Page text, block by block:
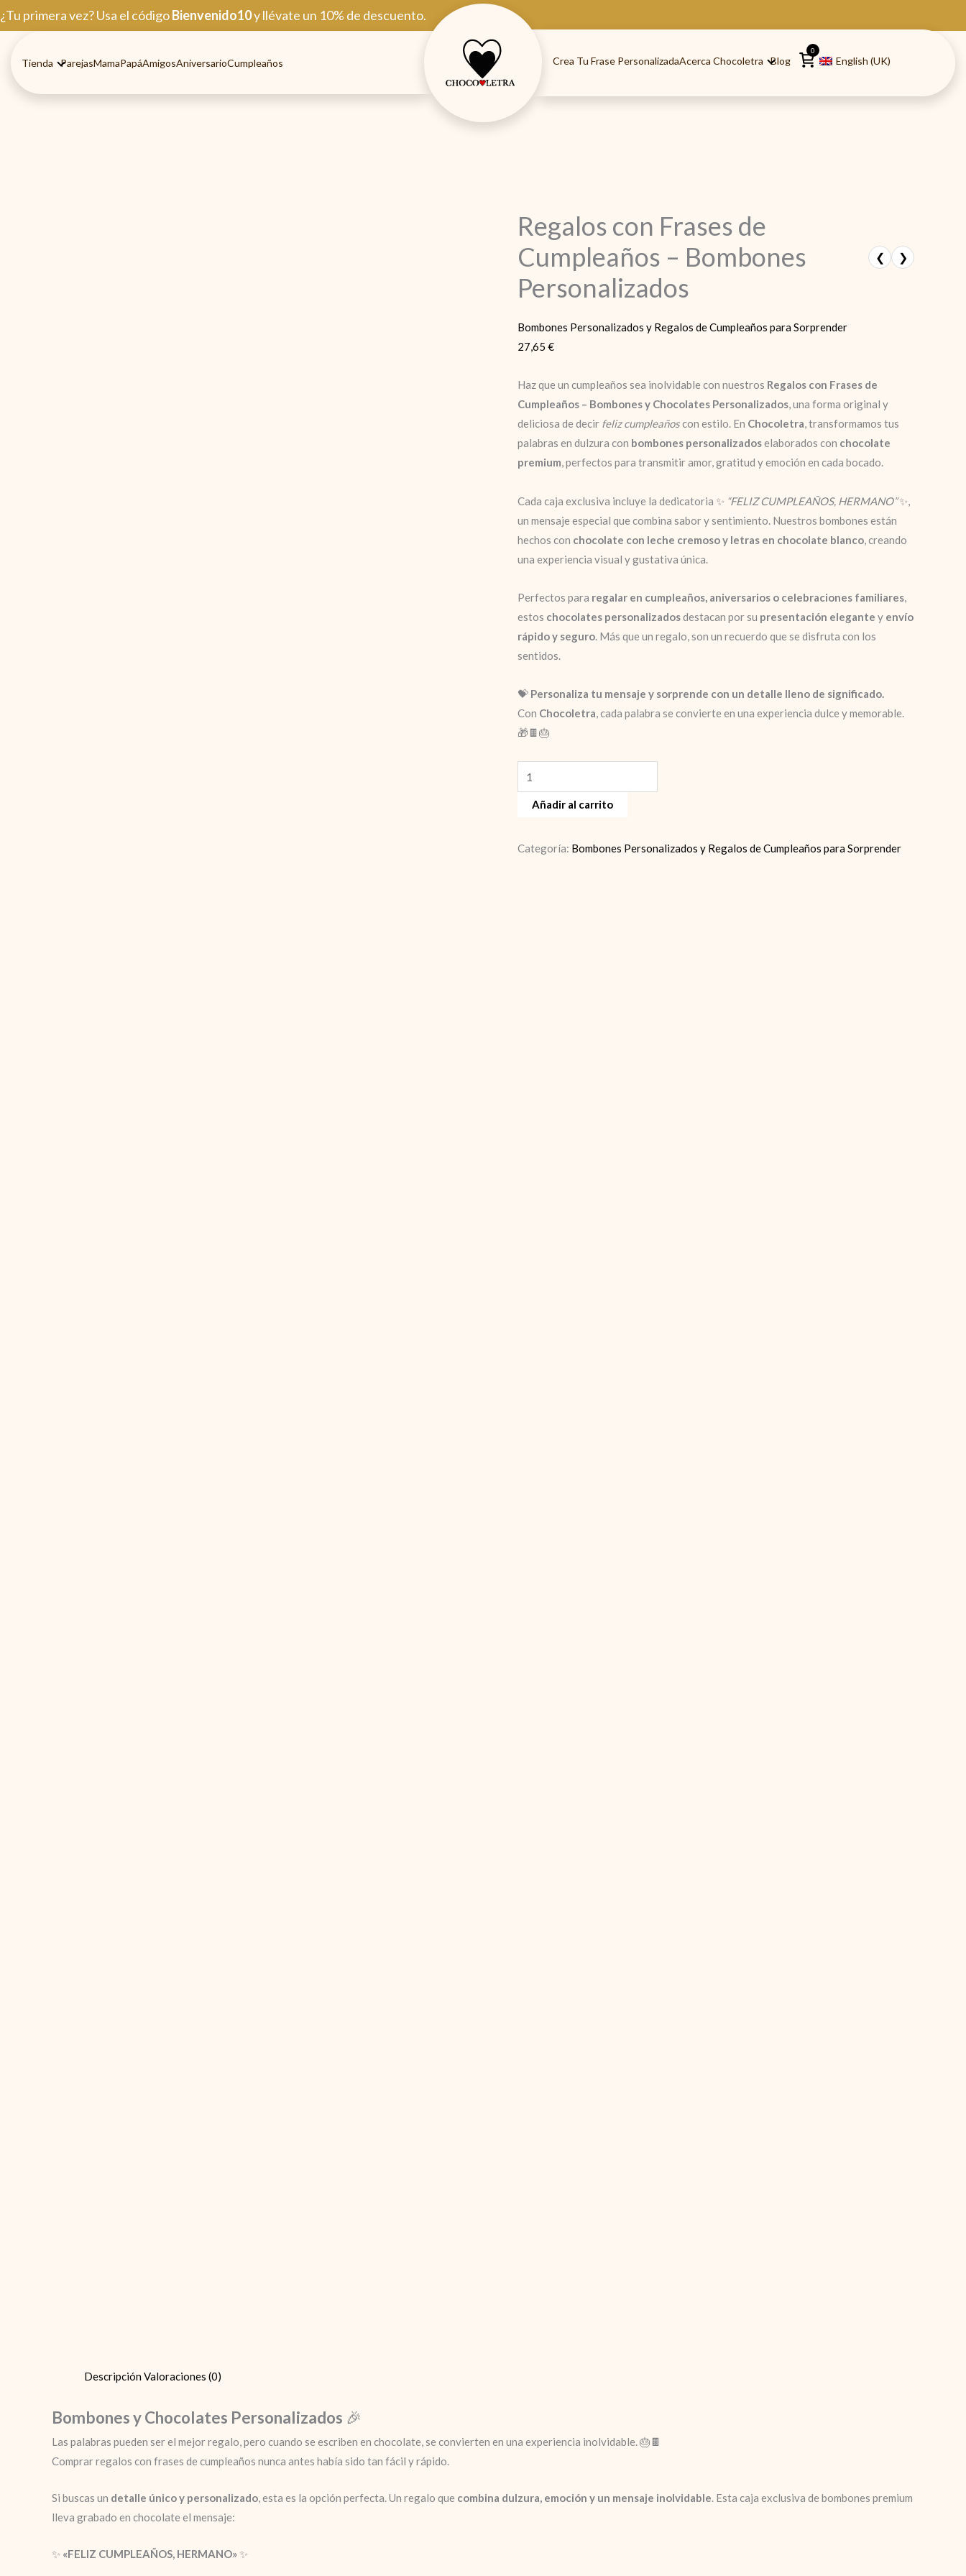
Ir
al
¿Tu primera vez? Usa el códigoBienvenido10y llévate un 10% de descuento.
Tienda ParejasMamaPapáAmigosAniversarioCumpleaños Crea Tu Frase PersonalizadaAcerca Chocoletra Blog
0
English (UK)
Regalos con Frases de
Cumpleaños – Bombones
Personalizados
❮ ❯
Bombones Personalizados y Regalos de Cumpleaños para Sorprender
27,65 €
Haz que un cumpleaños sea inolvidable con nuestros Regalos con Frases de
Cumpleaños – Bombones y Chocolates Personalizados, una forma original y
deliciosa de decir feliz cumpleañoscon estilo. En Chocoletra, transformamos tus
palabras en dulzura con bombones personalizadoselaborados con chocolate
premium, perfectos para transmitir amor, gratitud y emoción en cada bocado.
Cada caja exclusiva incluye la dedicatoria ✨ “FELIZ CUMPLEAÑOS, HERMANO”✨,
un mensaje especial que combina sabor y sentimiento. Nuestros bombones están
hechos con chocolate con leche cremoso y letras en chocolate blanco , creando
una experiencia visual y gustativa única.
Perfectos para regalar en cumpleaños, aniversarios o celebraciones familiares,
estos chocolates personalizadosdestacan por su presentación elegante y envío
rápido y seguro. Más que un regalo, son un recuerdo que se disfruta con los
sentidos.
💝 Personaliza tu mensaje y sorprende con un detalle lleno de significado.
Con Chocoletra, cada palabra se convierte en una experiencia dulce y memorable.
🎁🍫🎂
con
Frases
Cumpleaños
Añadir al carrito
Categoría: Bombones Personalizados y Regalos de Cumpleaños para Sorprender
DescripciónValoraciones (0)
Bombones y Chocolates Personalizados 🎉
Las palabras pueden ser el mejor regalo, pero cuando se escriben en chocolate, se convierten en una experiencia inolvidable. 🎂🍫
Comprar regalos con frases de cumpleaños nunca antes había sido tan fácil y rápido.
Si buscas un detalle único y personalizado , esta es la opción perfecta. Un regalo que combina dulzura, emoción y un mensaje inolvidable . Esta caja exclusiva de bombones premium
lleva grabado en chocolate el mensaje:
✨ «FELIZ CUMPLEAÑOS, HERMANO» ✨